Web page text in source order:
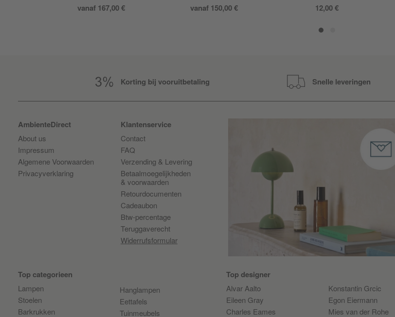
vanaf 167,00 € vanaf 150,00 € 12,00 €
Korting bij vooruitbetaling Snelle leveringen
AmbienteDirect
About us
Impressum
Algemene Voorwaarden
Privacyverklaring
Klantenservice
Contact
FAQ
Verzending & Levering
Betaalmoegelijkheden
& voorwaarden
Retourdocumenten
Cadeaubon
Btw-percentage
Teruggaverecht
Widerrufsformular
Top categorieen
Lampen
Stoelen
Barkrukken
Hanglampen
Eettafels
Tuinmeubels
Top designer
Alvar Aalto
Eileen Gray
Charles Eames
Konstantin Grcic
Egon Eiermann
Mies van der Rohe